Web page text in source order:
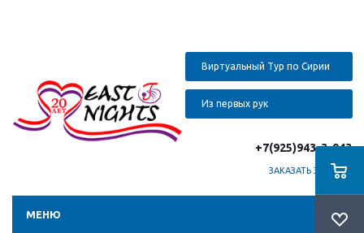
Виртуальный Тур по Сирии
Из первых рук
+7(925)943-3-943
ЗАКАЗАТЬ ЗВОНОК
МЕНЮ